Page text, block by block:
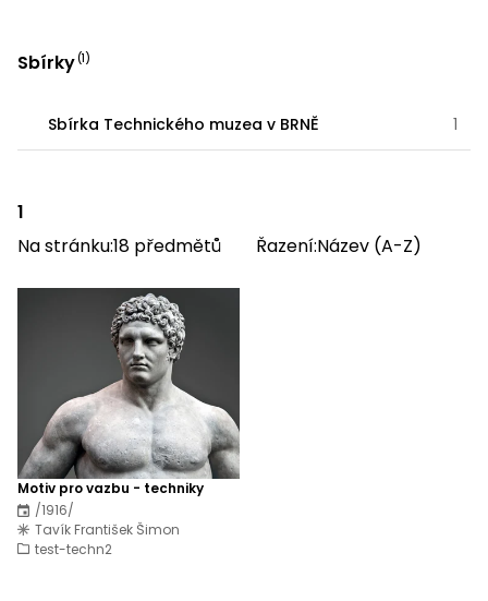
Sbírky(1)
Sbírka Technického muzea v BRNĚ 1
1
Na stránku:18 předmětů Řazení:Název (A-Z)
Motiv pro vazbu - techniky
/1916/
Tavík František Šimon
test-techn2